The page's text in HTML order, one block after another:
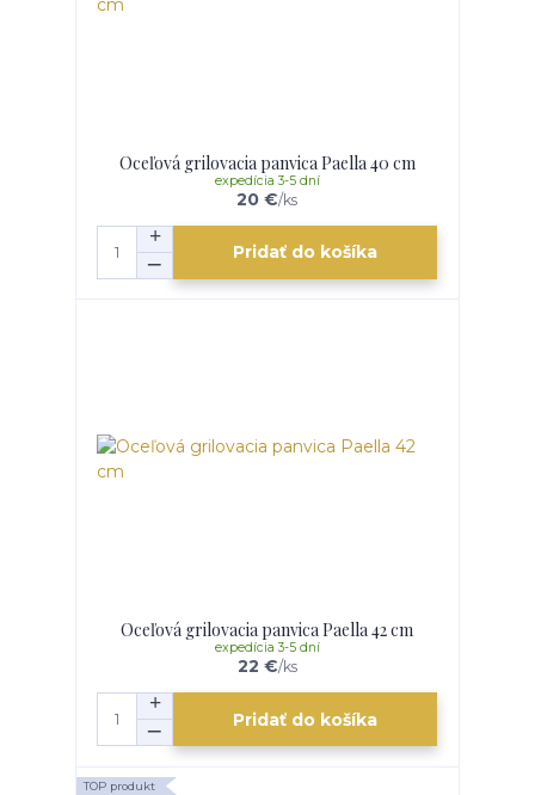
Oceľová grilovacia panvica Paella 40 cm
20 €/ks
expedícia 3-5 dní
Pridať do košíka
Oceľová grilovacia panvica Paella 42 cm
22 €/ks
expedícia 3-5 dní
Pridať do košíka
TOP produkt